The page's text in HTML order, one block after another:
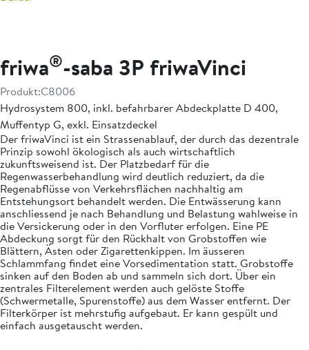
friwa®-saba 3P friwaVinci
Produkt:C8006
Hydrosystem 800, inkl. befahrbarer Abdeckplatte D 400,
Muffentyp G, exkl. Einsatzdeckel
Der friwaVinci ist ein Strassenablauf, der durch das dezentrale
Prinzip sowohl ökologisch als auch wirtschaftlich
zukunftsweisend ist. Der Platzbedarf für die
Regenwasserbehandlung wird deutlich reduziert, da die
Regenabflüsse von Verkehrsflächen nachhaltig am
Entstehungsort behandelt werden. Die Entwässerung kann
anschliessend je nach Behandlung und Belastung wahlweise in
die Versickerung oder in den Vorfluter erfolgen. Eine PE
Abdeckung sorgt für den Rückhalt von Grobstoffen wie
Blättern, Ästen oder Zigarettenkippen. Im äusseren
Schlammfang findet eine Vorsedimentation statt. Grobstoffe
sinken auf den Boden ab und sammeln sich dort. Über ein
zentrales Filterelement werden auch gelöste Stoffe
(Schwermetalle, Spurenstoffe) aus dem Wasser entfernt. Der
Filterkörper ist mehrstufig aufgebaut. Er kann gespült und
einfach ausgetauscht werden.